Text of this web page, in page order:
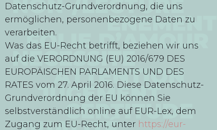
Datenschutz-Grundverordnung, die uns
ermöglichen, personenbezogene Daten zu
verarbeiten.
Was das EU-Recht betrifft, beziehen wir uns
auf die VERORDNUNG (EU) 2016/679 DES
EUROPÄISCHEN PARLAMENTS UND DES
RATES vom 27. April 2016. Diese Datenschutz-
Grundverordnung der EU können Sie
selbstverständlich online auf EUR-Lex, dem
Zugang zum EU-Recht, unter https://eur-